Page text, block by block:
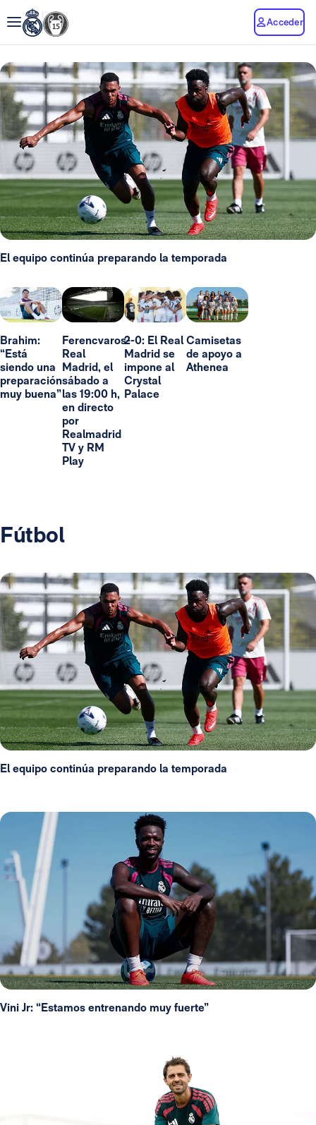
Acceder
El equipo continúa preparando la temporada
Brahim:
“Está
siendo una
preparación
muy buena”
Ferencvaros-
Real
Madrid, el
sábado a
las 19:00 h,
en directo
por
Realmadrid
TV y RM
Play
2-0: El Real
Madrid se
impone al
Crystal
Palace
Camisetas
de apoyo a
Athenea
Fútbol
El equipo continúa preparando la temporada
Vini Jr: “Estamos entrenando muy fuerte”